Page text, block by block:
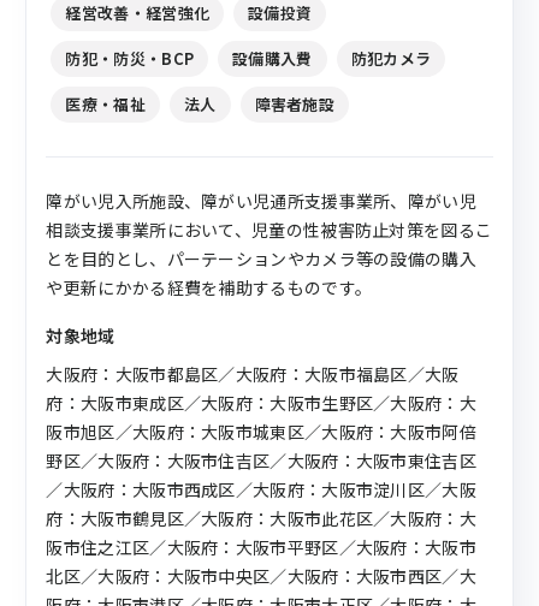
和7年度）
経営改善・経営強化
設備投資
防犯・防災・BCP
設備購入費
防犯カメラ
医療・福祉
法人 障害者施設
障がい児入所施設、障がい児通所支援事業所、障がい児
相談支援事業所において、児童の性被害防止対策を図るこ
とを目的とし、パーテーションやカメラ等の設備の購入
や更新にかかる経費を補助するものです。
対象地域
大阪府：大阪市都島区／大阪府：大阪市福島区／大阪
府：大阪市東成区／大阪府：大阪市生野区／大阪府：大
阪市旭区／大阪府：大阪市城東区／大阪府：大阪市阿倍
野区／大阪府：大阪市住吉区／大阪府：大阪市東住吉区
／大阪府：大阪市西成区／大阪府：大阪市淀川区／大阪
府：大阪市鶴見区／大阪府：大阪市此花区／大阪府：大
阪市住之江区／大阪府：大阪市平野区／大阪府：大阪市
北区／大阪府：大阪市中央区／大阪府：大阪市西区／大